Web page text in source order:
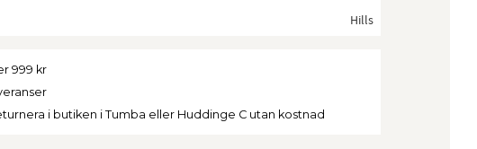
Hills
999 kr
i butiken i Tumba eller Huddinge C utan kostnad